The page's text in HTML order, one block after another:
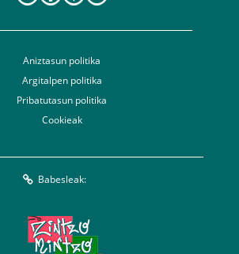
Aniztasun politika
Argitalpen politika
Pribatutasun politika
Cookieak
Babesleak: